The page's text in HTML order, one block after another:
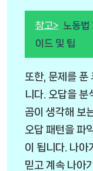
참고> 노동법
이드 및 팁
또한, 문제를 푼
니다. 오답을
곰이 생각해 보
오답 패턴을 파
이 됩니다. 나아
믿고 계속 나아